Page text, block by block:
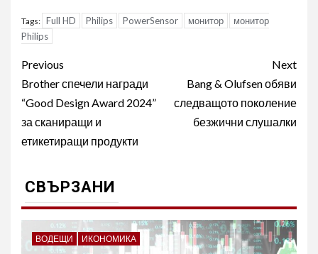
Tags: Full HD Philips PowerSensor монитор
монитор
Philips
Post
navigation
Previous
Brother спечели награди
“Good Design Award 2024”
за сканиращи и
етикетиращи продукти
Next
Bang & Olufsen обяви
следващото поколение
безжични слушалки
СВЪРЗАНИ
ВОДЕЩИ ИКОНОМИКА